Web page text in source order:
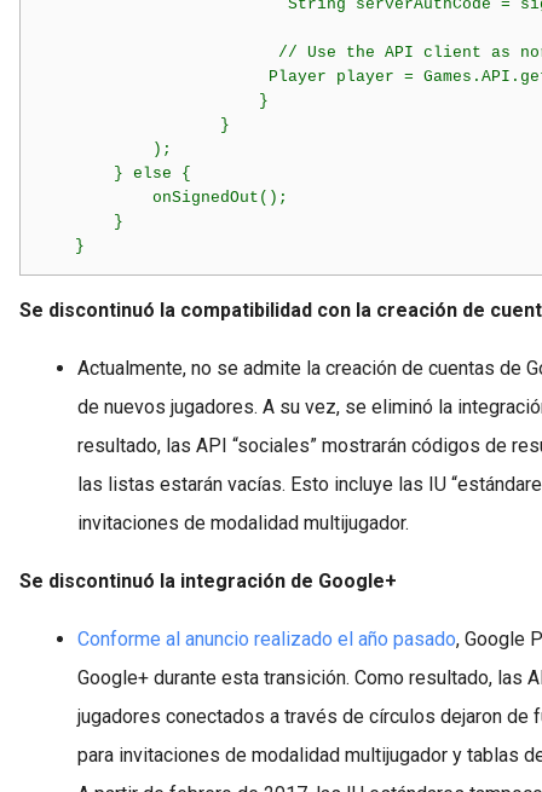
String serverAuthCode =
// Use the API client as
Player player =
                       }
                   }
            );
        } else {
            onSignedOut();
        }
    }
Se discontinuó la compatibilidad con la creación de
Actualmente, no se admite la creación de cuentas de
de nuevos jugadores. A su vez, se eliminó la
resultado, las API “sociales” mostrarán códigos de
las listas estarán vacías. Esto incluye las IU
invitaciones de modalidad multijugador.
Se discontinuó la integración de Google+
Conforme al anuncio realizado el año pasado, Google
Google+ durante esta transición. Como resultado, las
jugadores conectados a través de círculos dejaron de
para invitaciones de modalidad multijugador y tablas